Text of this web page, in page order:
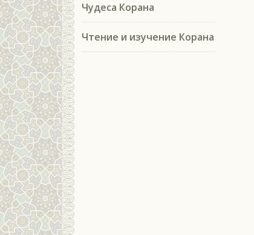
Чудеса Корана
Чтение и изучение Корана